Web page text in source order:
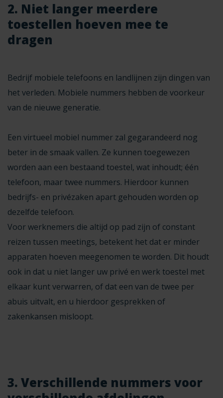
2. Niet langer meerdere
toestellen hoeven mee te
dragen
Bedrijf mobiele telefoons en landlijnen zijn dingen van
het verleden. Mobiele nummers hebben de voorkeur
van de nieuwe generatie.
Een virtueel mobiel nummer zal gegarandeerd nog
beter in de smaak vallen. Ze kunnen toegewezen
worden aan een bestaand toestel, wat inhoudt; één
telefoon, maar twee nummers. Hierdoor kunnen
bedrijfs- en privézaken apart gehouden worden op
dezelfde telefoon.
Voor werknemers die altijd op pad zijn of constant
reizen tussen meetings, betekent het dat er minder
apparaten hoeven meegenomen te worden. Dit houdt
ook in dat u niet langer uw privé en werk toestel met
elkaar kunt verwarren, of dat een van de twee per
abuis uitvalt, en u hierdoor gesprekken of
zakenkansen misloopt.
3. Verschillende nummers voor